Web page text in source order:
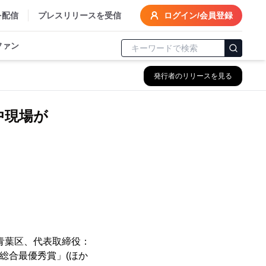
配信 プレスリリースを受信 ログイン/会員登録
ァン
発行者のリリースを見る
現場が
区、代表取締役：
合最優秀賞」(ほか